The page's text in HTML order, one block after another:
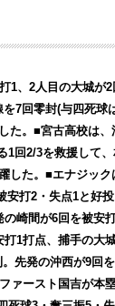
1、2人目の大城が
7回零封(与四死球
。■宮古高校は、
1回2/3を救援して
した。■エナジッ
安打2・失点1と好
崎間が6回を被安
1打点、捕手の大
先発の沖西が9回
ァースト国吉が本